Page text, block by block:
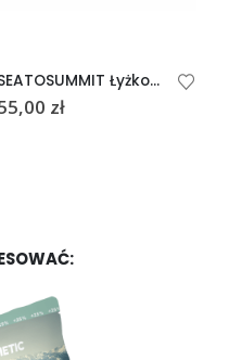
SEATOSUMMIT Łyżkowidelec Frontier UL
zł